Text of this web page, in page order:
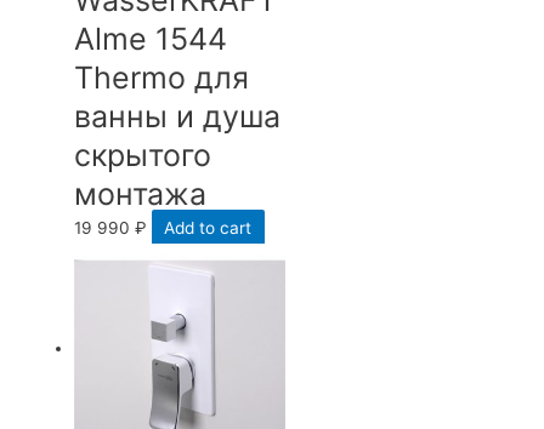
Аlme 1544
Thermo для
ванны и душа
скрытого
монтажа
19 990₽ Add to cart